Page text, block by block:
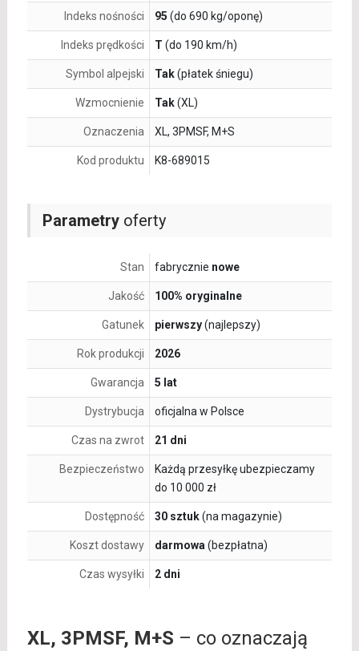
Parametryoferty
Stan fabrycznie nowe
Jakość 100% oryginalne
Gatunek pierwszy(najlepszy)
Rok produkcji 2026
Gwarancja 5 lat
Dystrybucja oficjalna w Polsce
Czas na zwrot 21 dni
Bezpieczeństwo
Każdą przesyłkę ubezpieczamy
do 10 000 zł
Dostępność 30 sztuk(na magazynie)
Koszt dostawy darmowa (bezpłatna)
Czas wysyłki 2 dni
Indeks nośności 95 (do 690 kg/oponę)
Indeks prędkości T (do 190 km/h)
Symbol alpejski Tak(płatek śniegu)
Wzmocnienie Tak(XL)
Oznaczenia XL, 3PMSF, M+S
Kod produktu K8-689015
XL, 3PMSF, M+S – co oznaczają